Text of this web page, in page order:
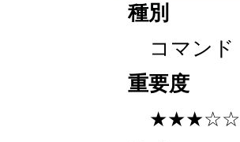
種別
コマンド
重要度
★★★☆☆